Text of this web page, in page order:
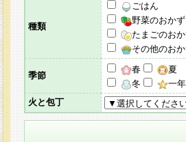
種類
ごはん
野菜のおかず
たまごのお
その他のお
季節
春 夏
冬
一
火と包丁